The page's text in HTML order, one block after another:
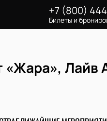
+7 (800)
Билеты и
«Жара», Лайв